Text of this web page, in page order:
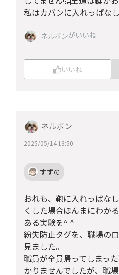
私はカバンに入れっぱな
ネルボンがいいね
いいね
ネルボン
2025/05/14 13:50
すずの
おれも、鞄に入れっぱな
くした場合ほんまにわか
ある実験を^ ^
紛失防止タグを、職場の
見ました。
職員が全員帰ってしまっ
かりませんでしたが、職